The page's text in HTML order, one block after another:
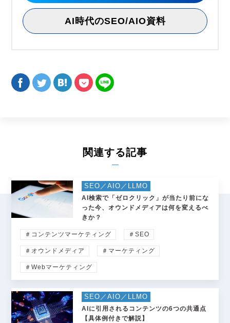
AI時代のSEO/AIO資料
関連する記事
SEO／AIO／LLMO
AI検索で「ゼロクリック」が当たり前にな
った今、オウンドメディアは何を変えるべ
きか？
＃コンテンツマーケティング ＃SEO
＃オウンドメディア ＃マーケティング
＃Webマーケティング
SEO／AIO／LLMO
AIに引用されるコンテンツの6つの共通点
【具体例付きで解説】